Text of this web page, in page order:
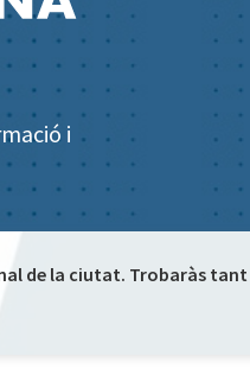
i
de la ciutat. Trobaràs